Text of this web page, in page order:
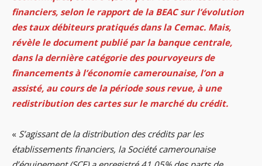
financiers, selon le rapport de la BEAC sur l’évolution
des taux débiteurs pratiqués dans la Cemac. Mais,
révèle le document publié par la banque centrale,
dans la dernière catégorie des pourvoyeurs de
financements à l’économie camerounaise, l’on a
assisté, au cours de la période sous revue, à une
redistribution des cartes sur le marché du crédit.
« S’agissant de la distribution des crédits par les
établissements financiers, la Société camerounaise